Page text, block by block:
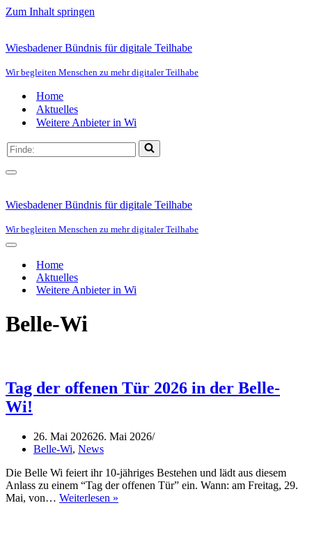
Zum Inhalt springen
Wiesbadener Bündnis für digitale Teilhabe
Wir begleiten Menschen zu mehr digitaler Teilhabe
Home
Aktuelles
Weitere Anbieter in Wi
Suchen
nach …
Navigationsmenü
Wiesbadener Bündnis für digitale Teilhabe
Wir begleiten Menschen zu mehr digitaler Teilhabe
Navigationsmenü
Home
Aktuelles
Weitere Anbieter in Wi
Belle-Wi
Tag der offenen Tür 2026 in der Belle-
Wi!
26. Mai 202626. Mai 2026
Belle-Wi, News
Die Belle Wi feiert ihr 10-jähriges Bestehen und lädt aus diesem
Anlass zu einem “Tag der offenen Tür” ein. Wann: am Freitag, 29.
Mai, von… Weiterlesen »